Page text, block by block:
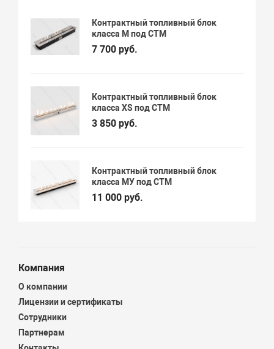
Контрактный топливный блок
класса М под СТМ
7 700 руб.
Контрактный топливный блок
класса XS под СТМ
3 850 руб.
Контрактный топливный блок
класса МУ под СТМ
11 000 руб.
Компания
О компании
Лицензии и сертификаты
Сотрудники
Партнерам